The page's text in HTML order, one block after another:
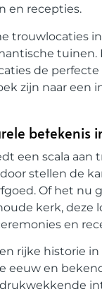
en recepties.
trouwlocaties in
de
zijn naar een
betekenis
een scala aan
stellen de
Of het nu
kerk, deze
en
rijke historie in
eeuw en